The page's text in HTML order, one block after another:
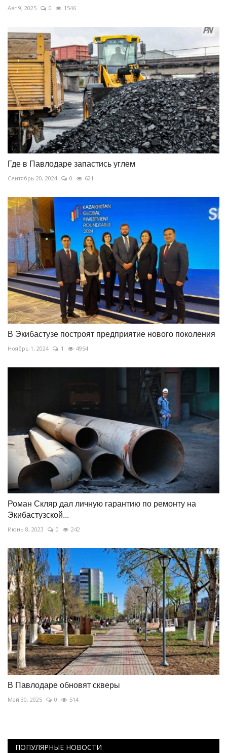
Авг 9, 2025 0 1546
Где в Павлодаре запастись углем
Сентябрь 20, 2024 0 621
В Экибастузе построят предприятие нового поколения
Ноябрь 1, 2024 1 4954
Роман Скляр дал личную гарантию по ремонту на
Экибастузской...
Июнь 8, 2023 0 242
В Павлодаре обновят скверы
Май 30, 2025 0 514
ПОПУЛЯРНЫЕ НОВОСТИ